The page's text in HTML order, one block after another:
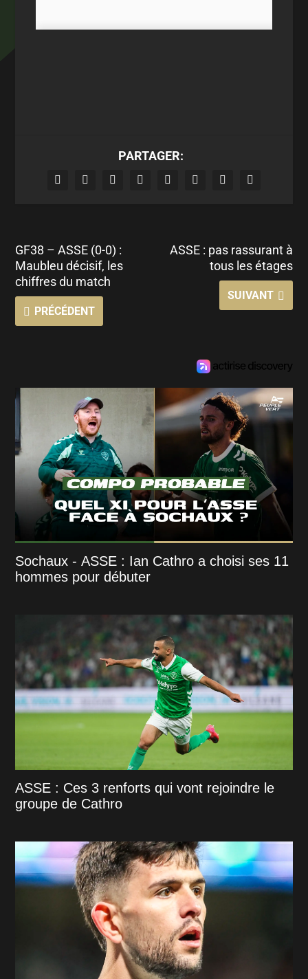
PARTAGER:
GF38 – ASSE (0-0) :
Maubleu décisif, les
chiffres du match
PRÉCÉDENT
ASSE : pas rassurant à
tous les étages
SUIVANT
Sochaux - ASSE : Ian Cathro a choisi ses 11
hommes pour débuter
ASSE : Ces 3 renforts qui vont rejoindre le
groupe de Cathro